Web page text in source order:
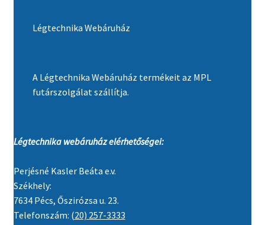
Légtechnika Webáruház
A Légtechnika Webáruház termékeit az MPL
futárszolgálat szállítja.
Légtechnika webáruház elérhetőségei:
Perjésné Kasler Beáta e.v.
Székhely:
7634 Pécs, Őszirózsa u. 23.
Telefonszám: (20) 257-3333